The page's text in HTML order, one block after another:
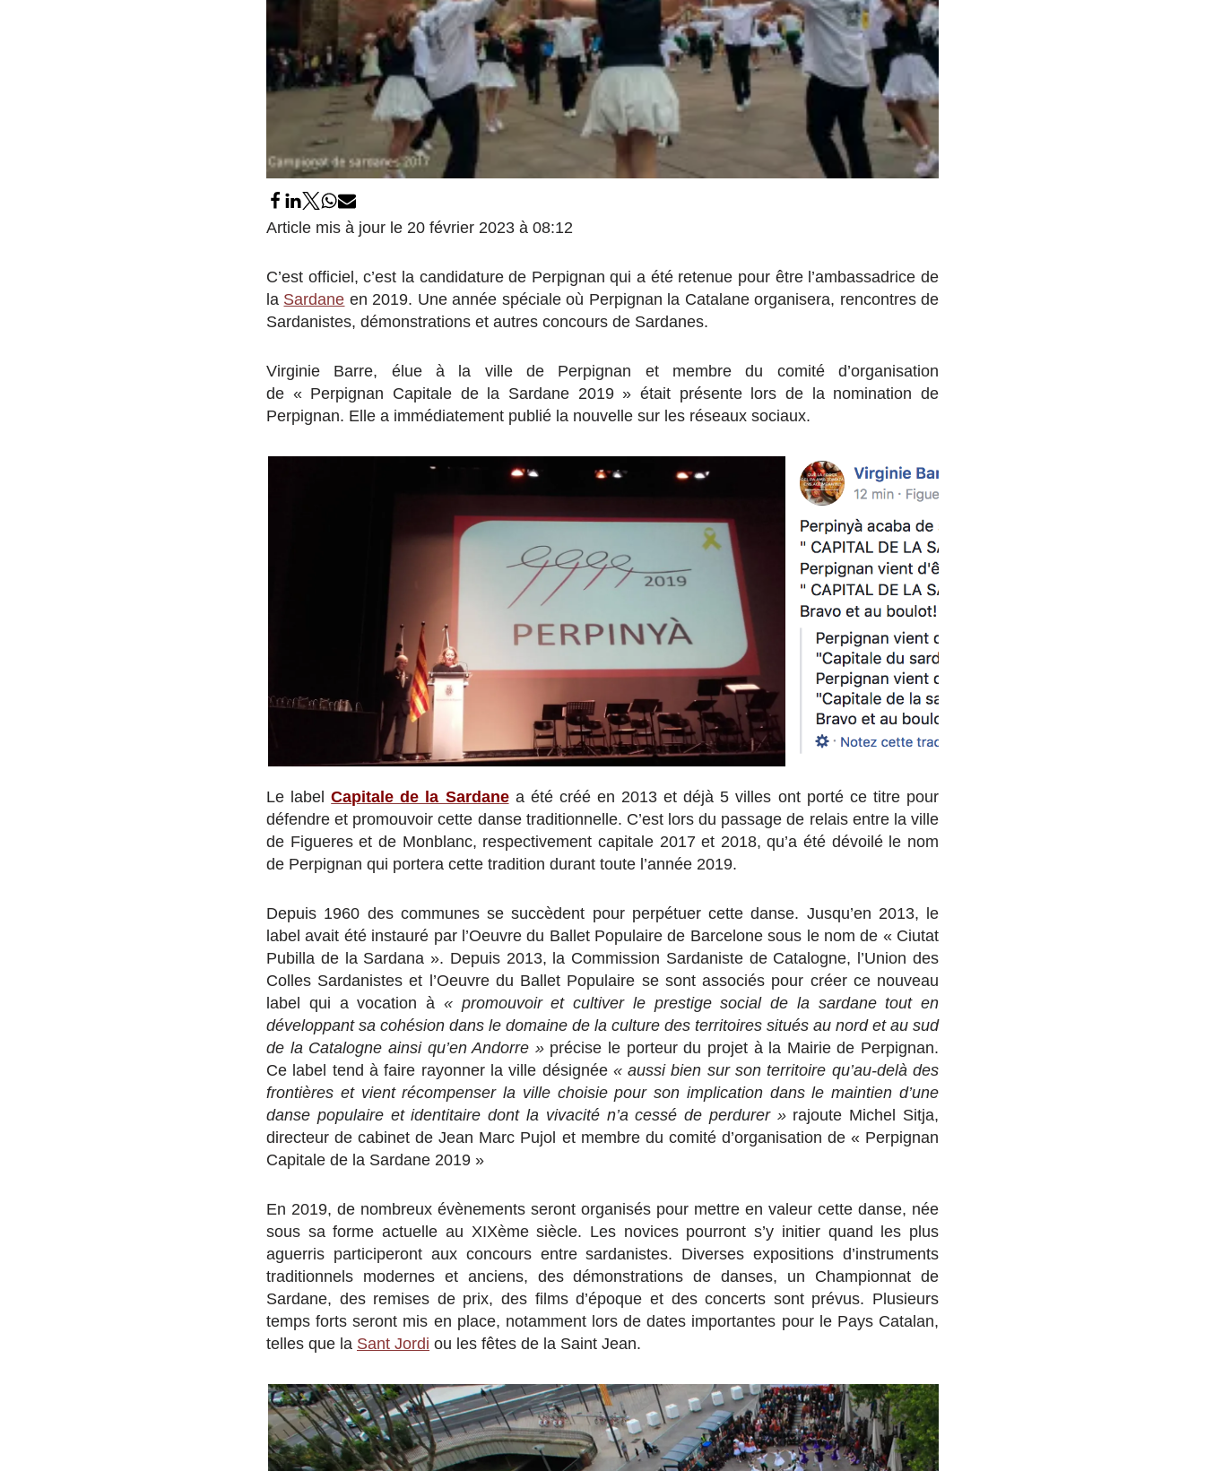
Article mis à jour le 20 février 2023 à 08:12
C’est officiel, c’est la candidature de Perpignan qui a été retenue pour être l’ambassadrice de
la Sardane en 2019. Une année spéciale où Perpignan la Catalane organisera, rencontres de
Sardanistes, démonstrations et autres concours de Sardanes.
Virginie Barre, élue à la ville de Perpignan et membre du comité d’organisation
de « Perpignan Capitale de la Sardane 2019 » était présente lors de la nomination de
Perpignan. Elle a immédiatement publié la nouvelle sur les réseaux sociaux.
Le labelCapitale de la Sardanea été créé en 2013 et déjà 5 villes ont porté ce titre pour
défendre et promouvoir cette danse traditionnelle. C’est lors du passage de relais entre la ville
de Figueres et de Monblanc, respectivement capitale 2017 et 2018, qu’a été dévoilé le nom
de Perpignan qui portera cette tradition durant toute l’année 2019.
Depuis 1960 des communes se succèdent pour perpétuer cette danse. Jusqu’en 2013, le
label avait été instauré par l’Oeuvre du Ballet Populaire de Barcelone sous le nom de « Ciutat
Pubilla de la Sardana ». Depuis 2013, la Commission Sardaniste de Catalogne, l’Union des
Colles Sardanistes et l’Oeuvre du Ballet Populaire se sont associés pour créer ce nouveau
label qui a vocation à « promouvoir et cultiver le prestige social de la sardane tout en
développant sa cohésion dans le domaine de la culture des territoires situés au nord et au sud
de la Catalogne ainsi qu’en Andorre »précise le porteur du projet à la Mairie de Perpignan.
Ce label tend à faire rayonner la ville désignée « aussi bien sur son territoire qu’au-delà des
frontières et vient récompenser la ville choisie pour son implication dans le maintien d’une
danse populaire et identitaire dont la vivacité n’a cessé de perdurer » rajoute Michel Sitja,
directeur de cabinet de Jean Marc Pujol et membre du comité d’organisation de « Perpignan
Capitale de la Sardane 2019 »
En 2019, de nombreux évènements seront organisés pour mettre en valeur cette danse, née
sous sa forme actuelle au XIXème siècle. Les novices pourront s’y initier quand les plus
aguerris participeront aux concours entre sardanistes. Diverses expositions d’instruments
traditionnels modernes et anciens, des démonstrations de danses, un Championnat de
Sardane, des remises de prix, des films d’époque et des concerts sont prévus. Plusieurs
temps forts seront mis en place, notamment lors de dates importantes pour le Pays Catalan,
telles que la Sant Jordi ou les fêtes de la Saint Jean.